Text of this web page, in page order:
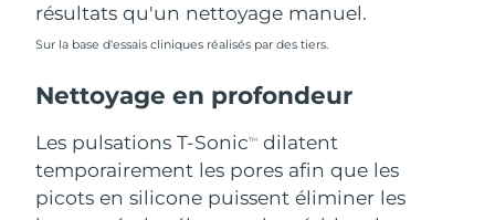
résultats qu'un nettoyage manuel.
Sur la base d'essais cliniques réalisés par des tiers.
Nettoyage en profondeur
Les pulsations T-SonicTM
dilatent
temporairement les pores afin que les
picots en silicone puissent éliminer les
La Réunion Livraison estimée
Roumanie Livraison estimée
Russie Livraison estimée
Arabie saoudite Livraison estimée